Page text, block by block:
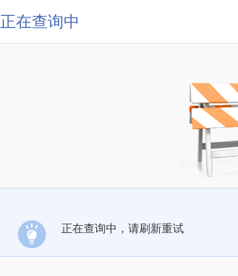
正在查询中
正在查询中，请刷新重试